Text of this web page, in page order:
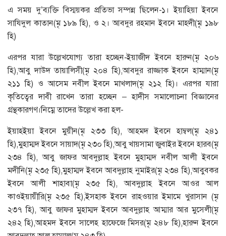
এ সময় দু’ব্যক্তি বিস্ময়কর প্রতিভা সম্পন্ন ছিলেন-১। ইয়াহিয়া ইবনে
সাযিদুল কাতান(মৃ ১৮৯ হি), ও ২। আবদুর রহমান ইবনে মাহদী(মৃ ১৯৮
হি)
এরপর যারা উল্লেখযোগ্য তারা হচ্ছেন-ইয়াজীদ ইবনে হারুন(মৃ ২০৬
হি),আবু দাউদ তায়ালিসী(মৃ ২০৪ হি),আবদুর রাজ্জাক ইবনে হাম্মান(মৃ
২১১ হি) ও আসেম নবীল ইবনে মাখলাদ(মৃ ২১২ হি)। এরপর যারা
কৃতিত্বের দাবী রাখেন তারা হচ্ছেন – হাদীস সমালোচনা বিজ্ঞানের
গ্রন্থকারগণ।নিম্নে তাদের উল্লেখ করা হল-
ইয়াহইয়া ইবনে মুয়ীন(মৃ ২৩৩ হি), আহমদ ইবনে হাম্বল(মৃ ২৪১
হি),মুহাম্মদ ইবনে সায়াদ(মৃ ২৩০ হি),আবু খায়সামা জুবাইর ইবনে হারব(মৃ
২৩৪ হি), আবু জাফর আবদুল্লাহ ইবনে মুহাম্মদ নবীল আলী ইবনে
মদীনি(মৃ ২৩৫ হি),মুহাম্মদ ইবনে আবদুল্লাহ নুমাইর(মৃ ২৩৪ হি),আবুবকর
ইবনে আলী শাহাবা(মৃ ২৩৫ হি), আবদুল্লাহ ইবনে আওর আল
কাওইয়ায়ীরি(মৃ ২৩৫ হি),ইসহাক ইবনে রাহওয়ার ইমামে খুরাসান (মৃ
২৩৭ হি), আবু জাফর মুহাম্মদ ইবনে আবদুল্লাহ আম্মার আর মুসেলী(মৃ
২৪২ হি),আহমদ ইবনে সালেহ হাফেজে মিসর(মৃ ২৪৮ হি),হারুন ইবনে